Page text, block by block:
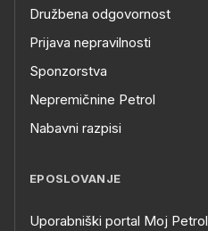
Družbena odgovornost
Prijava nepravilnosti
Sponzorstva
Nepremičnine Petrol
Nabavni razpisi
EPOSLOVANJE
Uporabniški portal Moj Petrol